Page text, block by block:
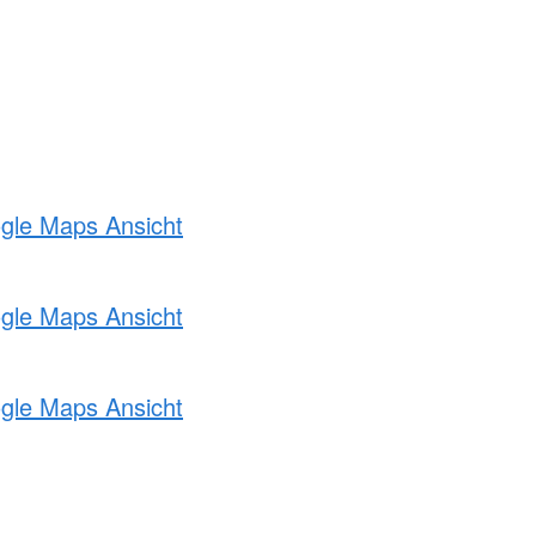
Maps Ansicht
Maps Ansicht
Maps Ansicht